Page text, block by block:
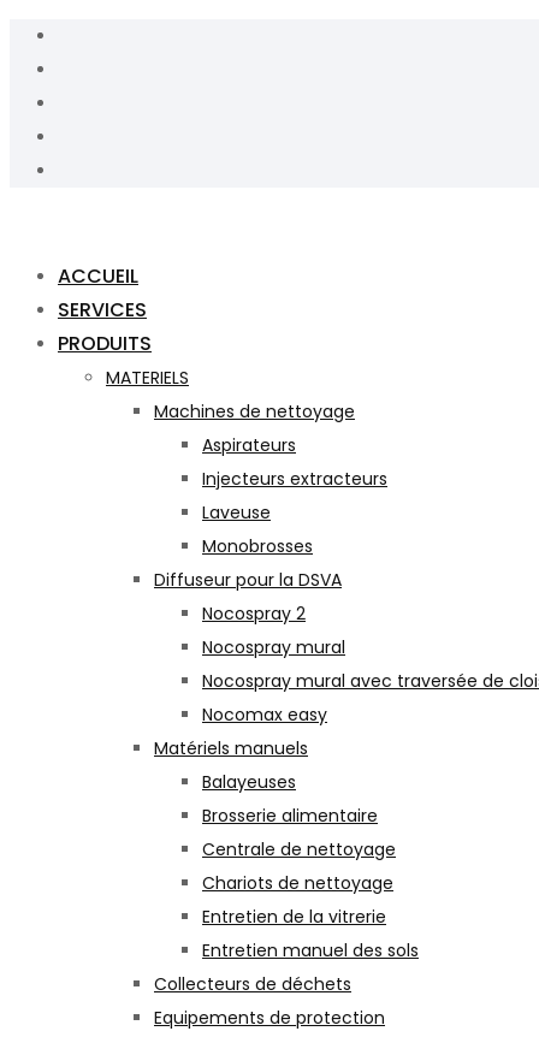
ACCUEIL
SERVICES
PRODUITS
MATERIELS
Machines de nettoyage
Aspirateurs
Injecteurs extracteurs
Laveuse
Monobrosses
Diffuseur pour la DSVA
Nocospray 2
Nocospray mural
Nocospray mural avec traversée de
Nocomax easy
Matériels manuels
Balayeuses
Brosserie alimentaire
Centrale de nettoyage
Chariots de nettoyage
Entretien de la vitrerie
Entretien manuel des sols
Collecteurs de déchets
Equipements de protection